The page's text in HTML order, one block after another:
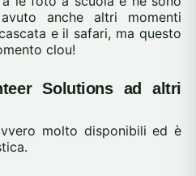
anche altri momenti
e il safari, ma questo
clou!
Solutions ad altri
molto disponibili ed è